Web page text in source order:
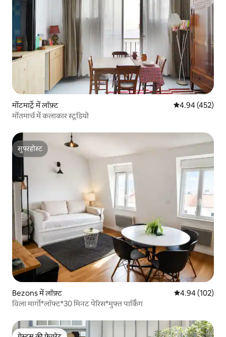
मोंटमार्ट्रे में लॉफ़्ट औसत रेटिंग 5 में से
4.94 (452)
मोंतमार्च में कलाकार स्टूडियो
सुपरहोस्ट
सुपरहोस्ट
Bezons में लॉफ़्ट औसत रेटिंग 5 में से
4.94 (102)
विला मार्गो*लॉफ्ट*30 मिनट पेरिस*मुफ्त पार्किंग